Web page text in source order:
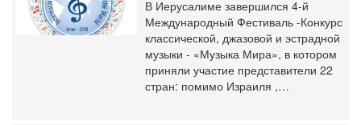
В Иерусалиме завершился 4-й
Международный Фестиваль -Конкурс
классической, джазовой и эстрадной
музыки - «Музыка Мира», в котором
приняли участие представители 22
стран: помимо Израиля ,…